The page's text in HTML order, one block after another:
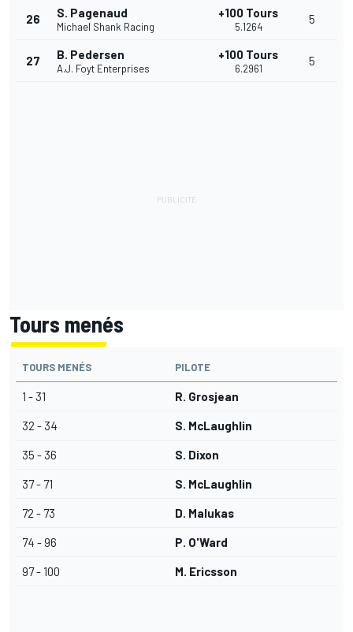
26 S. Pagenaud
Michael Shank Racing
+100 Tours
5.1264
5
27 B. Pedersen
A.J. Foyt Enterprises
+100 Tours
6.2961
5
Tours menés
TOURS MENÉS PILOTE
1 - 31 R. Grosjean
32 - 34 S. McLaughlin
35 - 36 S. Dixon
37 - 71 S. McLaughlin
72 - 73 D. Malukas
74 - 96 P. O'Ward
97 - 100 M. Ericsson